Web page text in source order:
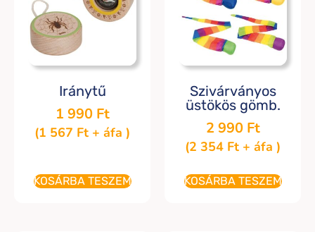
Iránytű
1 990 Ft
(1 567 Ft + áfa )
KOSÁRBA TESZEM
Szivárványos
üstökös gömb.
2 990 Ft
(2 354 Ft + áfa )
KOSÁRBA TESZEM